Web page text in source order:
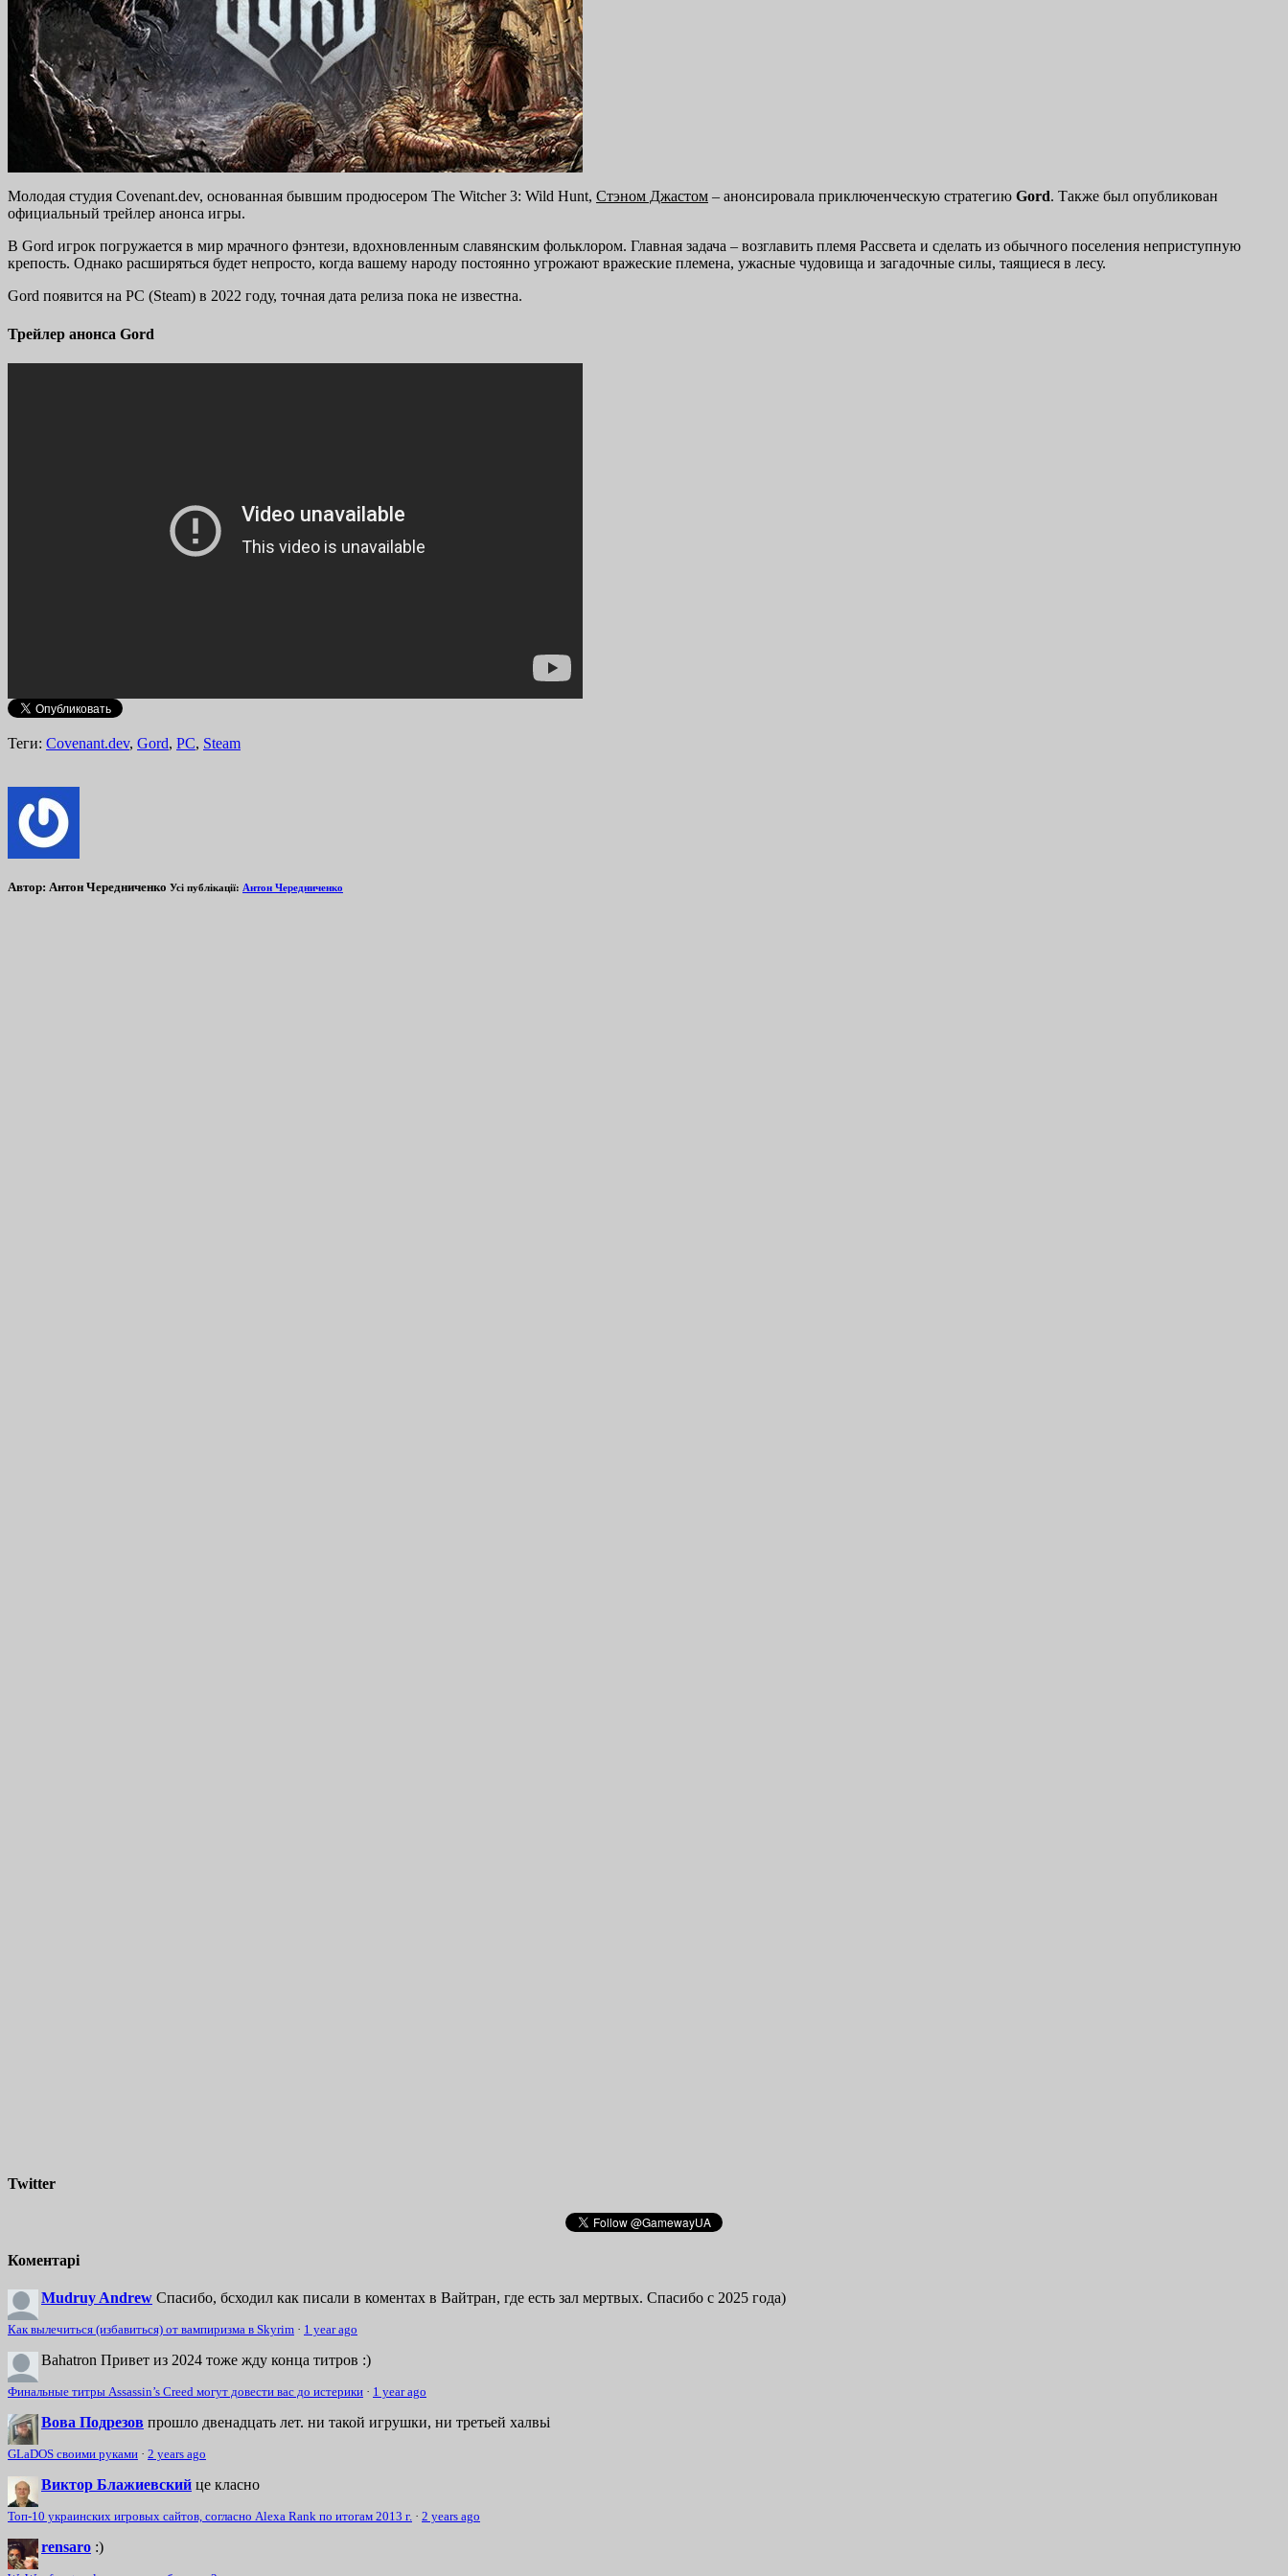
Молодая студия Covenant.dev, основанная бывшим продюсером The Witcher 3: Wild Hunt, Стэном Джастом – анонсировала приключенческую стратегию Gord. Также был опубликован
официальный трейлер анонса игры.
В Gord игрок погружается в мир мрачного фэнтези, вдохновленным славянским фольклором. Главная задача – возглавить племя Рассвета и сделать из обычного поселения неприступную
крепость. Однако расширяться будет непросто, когда вашему народу постоянно угрожают вражеские племена, ужасные чудовища и загадочные силы, таящиеся в лесу.
Gord появится на PC (Steam) в 2022 году, точная дата релиза пока не известна.
Трейлер анонса Gord
Теги: Covenant.dev, Gord, PC, Steam
Автор: Антон Чередниченко Усі публікації: Антон Чередниченко
Twitter
Коментарі
Mudruy Andrew Спасибо, бсходил как писали в коментах в Вайтран, где есть зал мертвых. Спасибо с 2025 года)
Как вылечиться (избавиться) от вампиризма в Skyrim · 1 year ago
Bahatron Привет из 2024 тоже жду конца титров :)
Финальные титры Assassin’s Creed могут довести вас до истерики · 1 year ago
Вова Подрезов прошло двенадцать лет. ни такой игрушки, ни третьей халвьі
GLaDOS своими руками · 2 years ago
Виктор Блажиевский це класно
Топ-10 украинских игровых сайтов, согласно Alexa Rank по итогам 2013 г. · 2 years ago
rensaro :)